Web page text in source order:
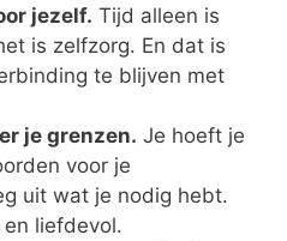
jezelf. Tijd alleen is
is zelfzorg. En dat is
te blijven met
je grenzen. Je hoeft je
voor je
uit wat je nodig hebt.
liefdevol.